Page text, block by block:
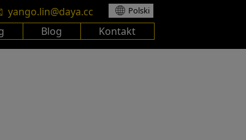
yango.lin@daya.cc Polski
Blog Kontakt